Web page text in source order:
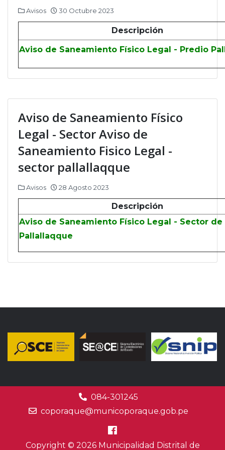
Avisos 30 Octubre 2023
Descripción
Aviso de Saneamiento Físico Legal - Predio
Aviso de Saneamiento Físico
Legal - Sector Aviso de
Saneamiento Fisico Legal -
sector pallallaqque
Avisos 28 Agosto 2023
Descripción
Aviso de Saneamiento Físico Legal - Sector de
Pallallaqque
084-301245
coporaque@municoporaque.gob.pe
Copyright © 2026 Municipalidad Distrital de